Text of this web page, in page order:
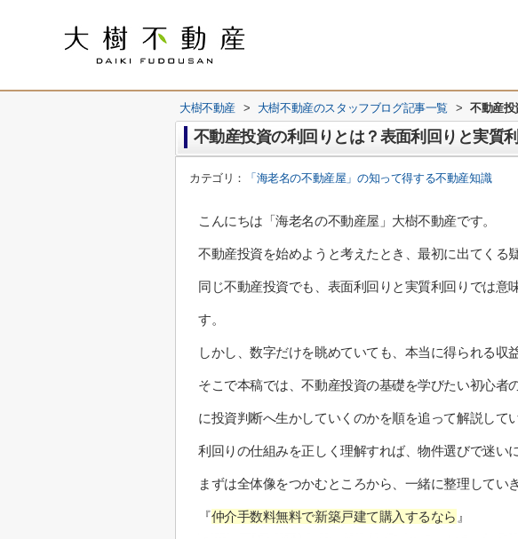
大樹不動産 > 大樹不動産のスタッフブログ記事一覧 > 不動産投
不動産投資の利回りとは？表面利回りと実質
カテゴリ： 「海老名の不動産屋」の知って得する不動産知識
こんにちは「海老名の不動産屋」大樹不動産です。
不動産投資を始めようと考えたとき、最初に出てくる
同じ不動産投資でも、表面利回りと実質利回りでは
す。
しかし、数字だけを眺めていても、本当に得られる収
そこで本稿では、不動産投資の基礎を学びたい初心
に投資判断へ生かしていくのかを順を追って解説して
利回りの仕組みを正しく理解すれば、物件選びで迷
まずは全体像をつかむところから、一緒に整理してい
『仲介手数料無料で新築戸建て購入するなら 』